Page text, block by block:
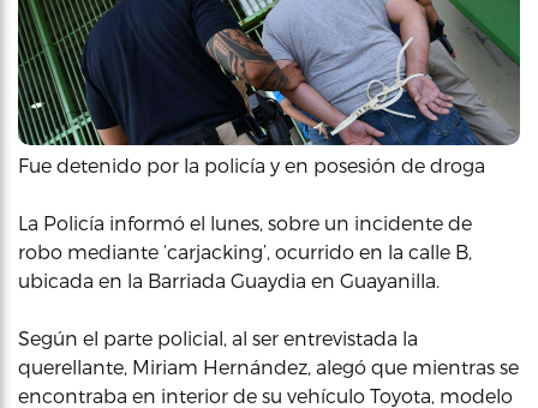
Fue detenido por la policía y en posesión de droga
La Policía informó el lunes, sobre un incidente de
robo mediante ‘carjacking’, ocurrido en la calle B,
ubicada en la Barriada Guaydia en Guayanilla.
Según el parte policial, al ser entrevistada la
querellante, Miriam Hernández, alegó que mientras se
encontraba en interior de su vehículo Toyota, modelo